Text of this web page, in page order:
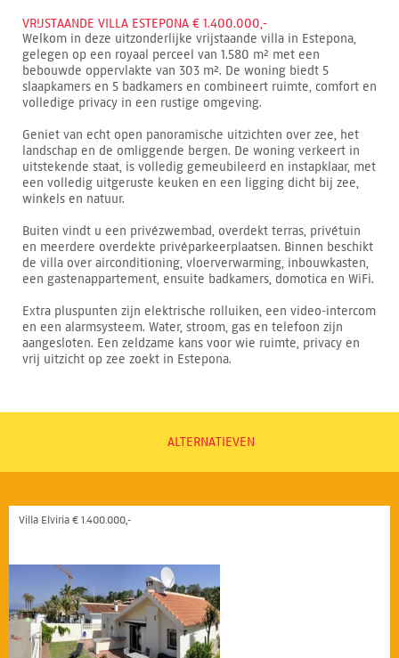
VRIJSTAANDE VILLA ESTEPONA € 1.400.000,-
Welkom in deze uitzonderlijke vrijstaande villa in Estepona,
gelegen op een royaal perceel van 1.580 m² met een
bebouwde oppervlakte van 303 m². De woning biedt 5
slaapkamers en 5 badkamers en combineert ruimte, comfort en
volledige privacy in een rustige omgeving.
Geniet van echt open panoramische uitzichten over zee, het
landschap en de omliggende bergen. De woning verkeert in
uitstekende staat, is volledig gemeubileerd en instapklaar, met
een volledig uitgeruste keuken en een ligging dicht bij zee,
winkels en natuur.
Buiten vindt u een privézwembad, overdekt terras, privétuin
en meerdere overdekte privéparkeerplaatsen. Binnen beschikt
de villa over airconditioning, vloerverwarming, inbouwkasten,
een gastenappartement, ensuite badkamers, domotica en WiFi.
Extra pluspunten zijn elektrische rolluiken, een video-intercom
en een alarmsysteem. Water, stroom, gas en telefoon zijn
aangesloten. Een zeldzame kans voor wie ruimte, privacy en
vrij uitzicht op zee zoekt in Estepona.
ALTERNATIEVEN
Villa Elviria € 1.400.000,-